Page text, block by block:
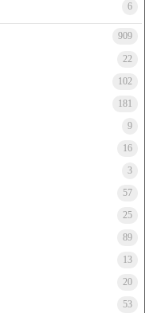
6
909
22
102
181
9
16
3
57
25
89
13
20
53